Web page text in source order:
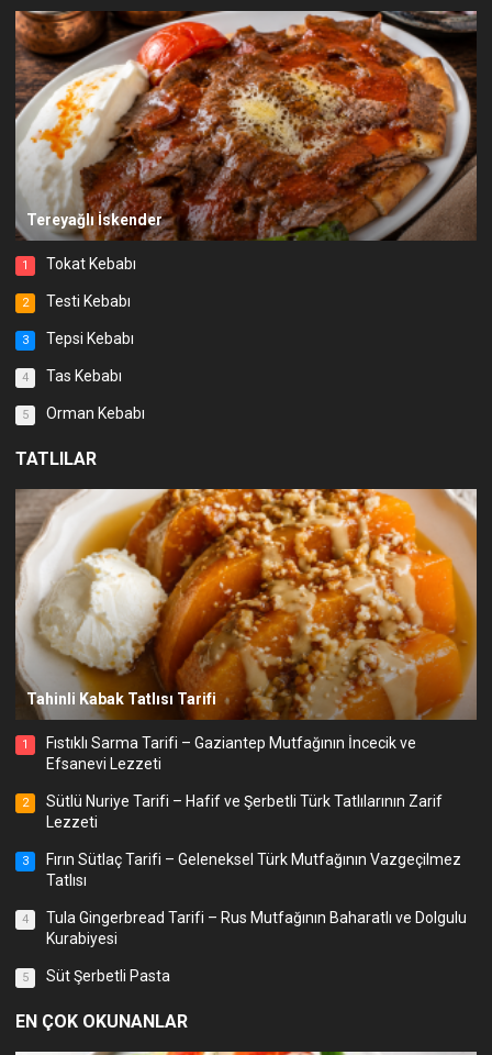
Tereyağlı İskender
1 Tokat Kebabı
2 Testi Kebabı
3 Tepsi Kebabı
4 Tas Kebabı
5 Orman Kebabı
TATLILAR
Tahinli Kabak Tatlısı Tarifi
1
Fıstıklı Sarma Tarifi – Gaziantep Mutfağının İncecik ve
Efsanevi Lezzeti
2
Sütlü Nuriye Tarifi – Hafif ve Şerbetli Türk Tatlılarının Zarif
Lezzeti
3
Fırın Sütlaç Tarifi – Geleneksel Türk Mutfağının Vazgeçilmez
Tatlısı
4
Tula Gingerbread Tarifi – Rus Mutfağının Baharatlı ve Dolgulu
Kurabiyesi
5 Süt Şerbetli Pasta
EN ÇOK OKUNANLAR